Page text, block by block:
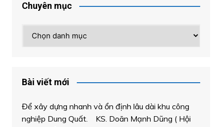
Chuyên mục
mục
Bài viết mới
Để xây dựng nhanh và ổn định lâu dài khu công
nghiệp Dung Quất. KS. Doãn Mạnh Dũng ( Hội